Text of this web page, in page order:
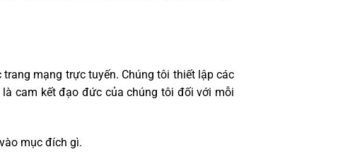
mạng trực tuyến. Chúng tôi thiết lập các
cam kết đạo đức của chúng tôi đối với mỗi
mục đích gì.